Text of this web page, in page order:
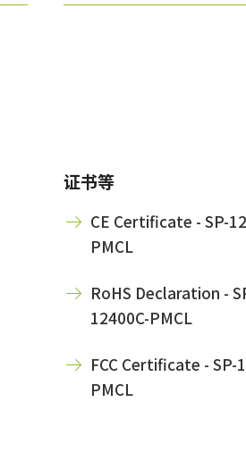
证书等
CE Certificate - SP-
PMCL
RoHS Declaration -
12400C-PMCL
FCC Certificate - SP-
PMCL